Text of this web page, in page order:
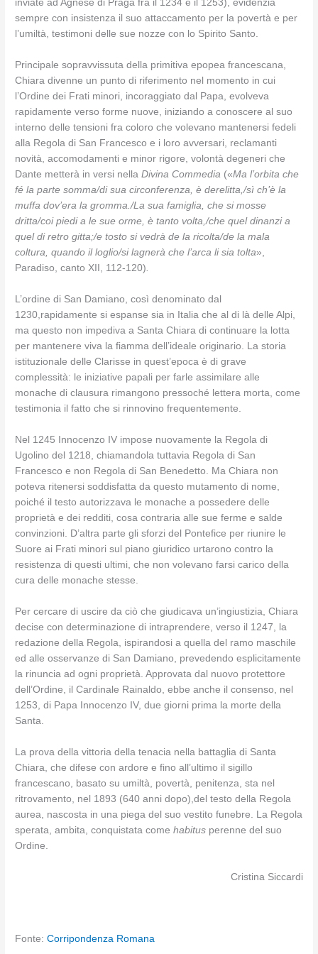
inviate ad Agnese di Praga fra il 1234 e il 1253), evidenzia
sempre con insistenza il suo attaccamento per la povertà e per
l’umiltà, testimoni delle sue nozze con lo Spirito Santo.
Principale sopravvissuta della primitiva epopea francescana,
Chiara divenne un punto di riferimento nel momento in cui
l’Ordine dei Frati minori, incoraggiato dal Papa, evolveva
rapidamente verso forme nuove, iniziando a conoscere al suo
interno delle tensioni fra coloro che volevano mantenersi fedeli
alla Regola di San Francesco e i loro avversari, reclamanti
novità, accomodamenti e minor rigore, volontà degeneri che
Dante metterà in versi nellaDivina Commedia («Ma l’orbita che
fé la parte somma/di sua circonferenza, è derelitta,/sì ch’è la
muffa dov’era la gromma./La sua famiglia, che si mosse
dritta/coi piedi a le sue orme, è tanto volta,/che quel dinanzi a
quel di retro gitta;/e tosto si vedrà de la ricolta/de la mala
coltura, quando il loglio/si lagnerà che l’arca li sia tolta»,
Paradiso, canto XII, 112-120).
L’ordine di San Damiano, così denominato dal
1230,rapidamente si espanse sia in Italia che al di là delle Alpi,
ma questo non impediva a Santa Chiara di continuare la lotta
per mantenere viva la fiamma dell’ideale originario. La storia
istituzionale delle Clarisse in quest’epoca è di grave
complessità: le iniziative papali per farle assimilare alle
monache di clausura rimangono pressoché lettera morta, come
testimonia il fatto che si rinnovino frequentemente.
Nel 1245 Innocenzo IV impose nuovamente la Regola di
Ugolino del 1218, chiamandola tuttavia Regola di San
Francesco e non Regola di San Benedetto. Ma Chiara non
poteva ritenersi soddisfatta da questo mutamento di nome,
poiché il testo autorizzava le monache a possedere delle
proprietà e dei redditi, cosa contraria alle sue ferme e salde
convinzioni. D’altra parte gli sforzi del Pontefice per riunire le
Suore ai Frati minori sul piano giuridico urtarono contro la
resistenza di questi ultimi, che non volevano farsi carico della
cura delle monache stesse.
Per cercare di uscire da ciò che giudicava un’ingiustizia, Chiara
decise con determinazione di intraprendere, verso il 1247, la
redazione della Regola, ispirandosi a quella del ramo maschile
ed alle osservanze di San Damiano, prevedendo esplicitamente
la rinuncia ad ogni proprietà. Approvata dal nuovo protettore
dell’Ordine, il Cardinale Rainaldo, ebbe anche il consenso, nel
1253, di Papa Innocenzo IV, due giorni prima la morte della
Santa.
La prova della vittoria della tenacia nella battaglia di Santa
Chiara, che difese con ardore e fino all’ultimo il sigillo
francescano, basato su umiltà, povertà, penitenza, sta nel
ritrovamento, nel 1893 (640 anni dopo),del testo della Regola
aurea, nascosta in una piega del suo vestito funebre. La Regola
sperata, ambita, conquistata comehabitus perenne del suo
Ordine.
Cristina Siccardi
Fonte:Corripondenza Romana